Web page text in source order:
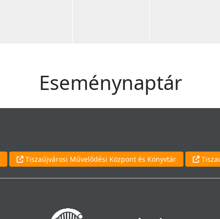
Eseménynaptár
Tiszaújvárosi Művelődési Központ és Könyvtár